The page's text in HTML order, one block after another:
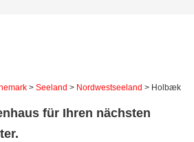
> Seeland > Nordwestseeland > Holbæk
für Ihren nächsten